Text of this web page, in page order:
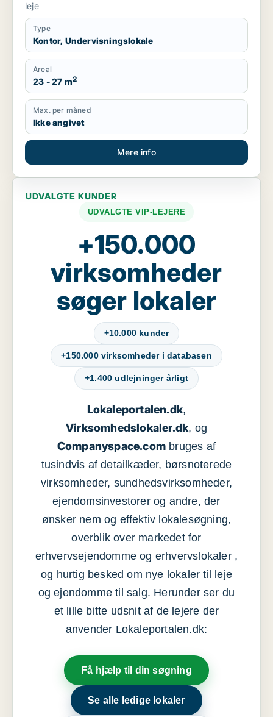
leje
Type
Kontor, Undervisningslokale
Areal
23 - 27 m2
Max. per måned
Ikke angivet
Mere info
UDVALGTE KUNDER
UDVALGTE VIP-LEJERE
+150.000
virksomheder
søger lokaler
+10.000 kunder
+150.000 virksomheder i databasen
+1.400 udlejninger årligt
Lokaleportalen.dk,
Virksomhedslokaler.dk, og
Companyspace.com bruges af
tusindvis af detailkæder, børsnoterede
virksomheder, sundhedsvirksomheder,
ejendomsinvestorer og andre, der
ønsker nem og effektiv lokalesøgning,
overblik over markedet for
erhvervsejendomme og erhvervslokaler ,
og hurtig besked om nye lokaler til leje
og ejendomme til salg. Herunder ser du
et lille bitte udsnit af de lejere der
anvender Lokaleportalen.dk:
Få hjælp til din søgning
Se alle ledige lokaler